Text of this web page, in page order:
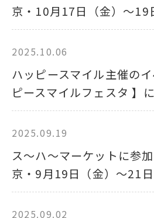
京・10月17日（金）～19
2025.10.06
ハッピースマイル主催の
ピースマイルフェスタ 】
2025.09.19
ス～ハ～マーケットに参
京・9月19日（金）～21日
2025.09.02